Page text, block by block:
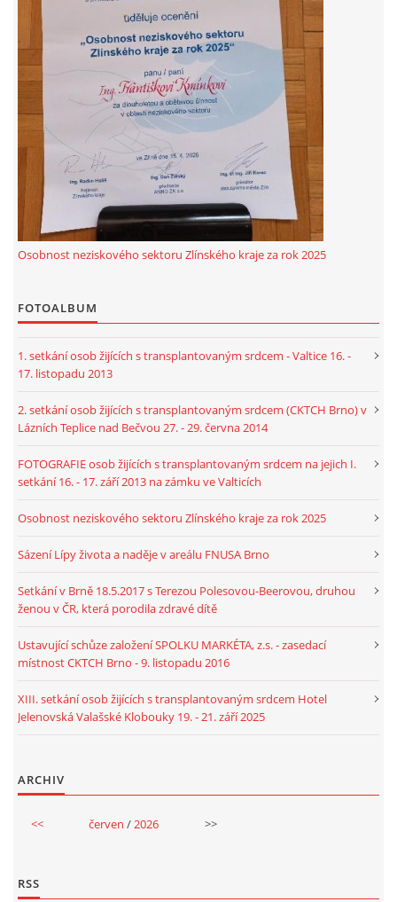
Osobnost neziskového sektoru Zlínského kraje za rok 2025
FOTOALBUM
1. setkání osob žijících s transplantovaným srdcem - Valtice 16. -
17. listopadu 2013
2. setkání osob žijících s transplantovaným srdcem (CKTCH Brno) v
Lázních Teplice nad Bečvou 27. - 29. června 2014
FOTOGRAFIE osob žijících s transplantovaným srdcem na jejich I.
setkání 16. - 17. září 2013 na zámku ve Valticích
Osobnost neziskového sektoru Zlínského kraje za rok 2025
Sázení Lípy života a naděje v areálu FNUSA Brno
Setkání v Brně 18.5.2017 s Terezou Polesovou-Beerovou, druhou
ženou v ČR, která porodila zdravé dítě
Ustavující schůze založení SPOLKU MARKÉTA, z.s. - zasedací
místnost CKTCH Brno - 9. listopadu 2016
XIII. setkání osob žijících s transplantovaným srdcem Hotel
Jelenovská Valašské Klobouky 19. - 21. září 2025
ARCHIV
<< červen /2026 >>
RSS